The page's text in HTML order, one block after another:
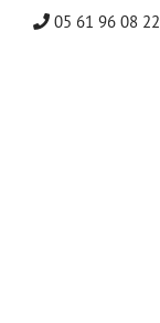
05 61 96 08 22